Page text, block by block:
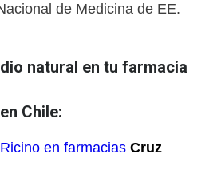
de Medicina de EE.
natural en tu farmacia
Chile:
en farmaciasCruz